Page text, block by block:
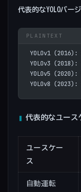
代表的なYOLOバー
YOLOv1 (2016):
YOLOv3 (2018):
YOLOv5 (2020):
YOLOv8 (2023):
代表的なユース
ユースケー
ス
自動運転